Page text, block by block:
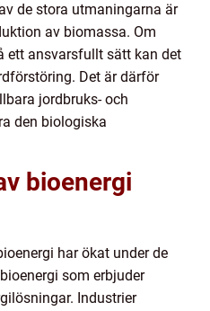
de stora utmaningarna är
av biomassa. Om
ett ansvarsfullt sätt kan det
Det är därför
jordbruks- och
den biologiska
bioenergi
har ökat under de
som erbjuder
Industrier